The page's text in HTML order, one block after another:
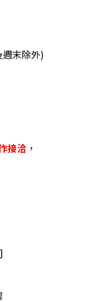
週末除外)
接洽，